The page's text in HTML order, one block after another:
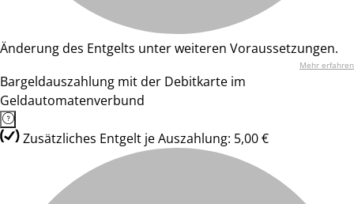
Änderung des Entgelts unter weiteren Voraussetzungen.
Mehr erfahren
Bargeldauszahlung mit der Debitkarte im
Geldautomatenverbund
Zusätzliches Entgelt je Auszahlung: 5,00 €